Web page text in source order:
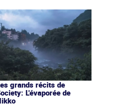
grands récits de
L'évaporée de